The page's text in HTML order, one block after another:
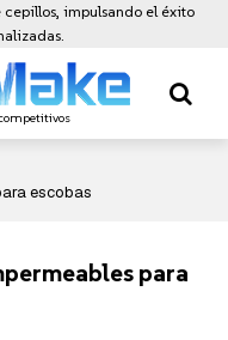
impulsando el éxito
escobas
para